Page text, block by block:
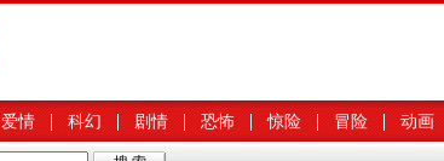
爱情 科幻 剧情 恐怖 惊险 冒险 动画